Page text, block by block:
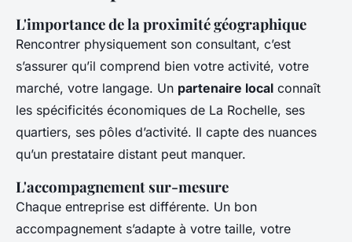
L'importance de la proximité géographique
Rencontrer physiquement son consultant, c’est
s’assurer qu’il comprend bien votre activité, votre
marché, votre langage. Un partenaire local connaît
les spécificités économiques de La Rochelle, ses
quartiers, ses pôles d’activité. Il capte des nuances
qu’un prestataire distant peut manquer.
L'accompagnement sur-mesure
Chaque entreprise est différente. Un bon
accompagnement s’adapte à votre taille, votre